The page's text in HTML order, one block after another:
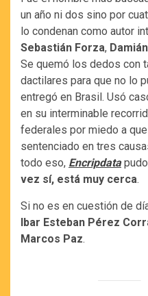
un año ni dos sino por
lo condenan como autor
Sebastián Forza,
Se quemó los dedos con
dactilares para que no lo
entregó en Brasil. Usó
en su interminable
federales por miedo a
sentenciado en tres
todo eso, Encripdata
vez sí, está muy cerca.
Si no es en cuestión de
Ibar Esteban Pérez
Marcos Paz.